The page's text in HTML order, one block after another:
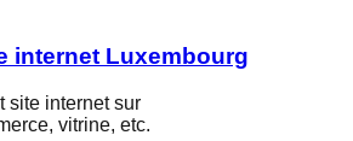
internet Luxembourg
site internet sur
vitrine, etc.